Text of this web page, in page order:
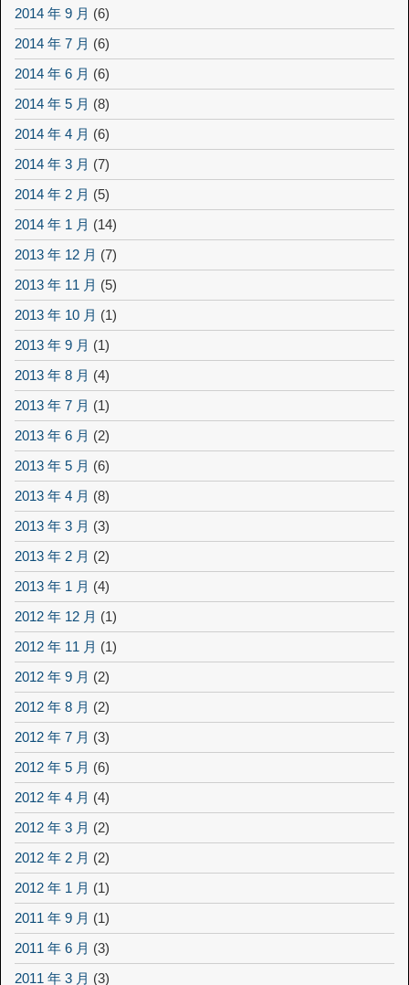
2014 年 9 月 (6)
2014 年 7 月 (6)
2014 年 6 月 (6)
2014 年 5 月 (8)
2014 年 4 月 (6)
2014 年 3 月 (7)
2014 年 2 月 (5)
2014 年 1 月 (14)
2013 年 12 月 (7)
2013 年 11 月 (5)
2013 年 10 月 (1)
2013 年 9 月 (1)
2013 年 8 月 (4)
2013 年 7 月 (1)
2013 年 6 月 (2)
2013 年 5 月 (6)
2013 年 4 月 (8)
2013 年 3 月 (3)
2013 年 2 月 (2)
2013 年 1 月 (4)
2012 年 12 月 (1)
2012 年 11 月 (1)
2012 年 9 月 (2)
2012 年 8 月 (2)
2012 年 7 月 (3)
2012 年 5 月 (6)
2012 年 4 月 (4)
2012 年 3 月 (2)
2012 年 2 月 (2)
2012 年 1 月 (1)
2011 年 9 月 (1)
2011 年 6 月 (3)
2011 年 3 月 (3)